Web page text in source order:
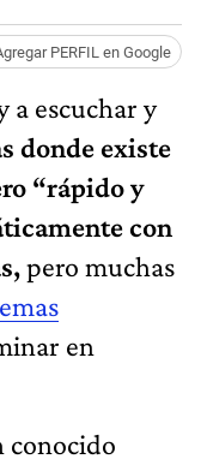
PERFIL en Google
a escuchar y
donde existe
“rápido y
con
pero muchas
en
conocido